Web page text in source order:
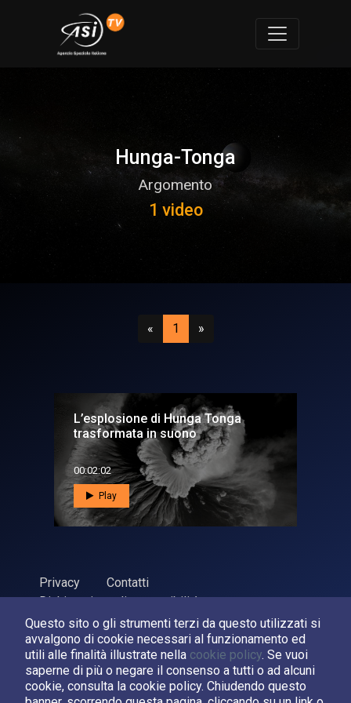
Questo sito o gli strumenti terzi da questo utilizzati si
avvalgono di cookie necessari al funzionamento ed
utili alle finalità illustrate nella cookie policy. Se vuoi
saperne di più o negare il consenso a tutti o ad alcuni
cookie, consulta la cookie policy. Chiudendo questo
Hunga-Tonga
Argomento
1 video
«Precedente
1 (attuale)
»Successivo
L’esplosione di Hunga Tonga
trasformata in suono
00:02:02
Play
Privacy
Contatti
Dichiarazione di accessibilità
ASI Agenzia Spaziale Italiana, 2026. P.Iva 03638121008
Sviluppato daLPM
Seguici su: